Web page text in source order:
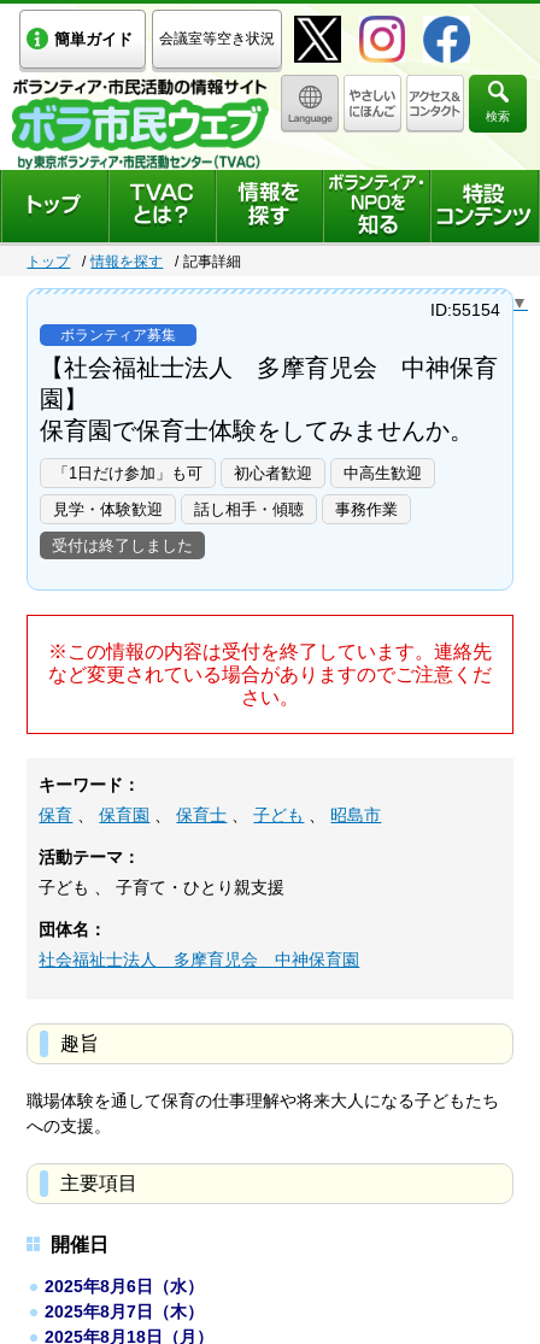
簡単ガイド 会議室等空き状況
検索
トップ 情報を探す 記事詳細
Select Language ▼
ボランティア募集
【社会福祉士法人 多摩育児会 中神保育
園】
保育園で保育士体験をしてみませんか。
「1日だけ参加」も可 初心者歓迎
中高生歓迎
見学・体験歓迎
話し相手・傾聴
事務作業
受付は終了しました
ID:55154
※この情報の内容は受付を終了しています。連絡先
など変更されている場合がありますのでご注意くだ
さい。
キーワード：
保育 、保育園 、保育士 、子ども 昭島市
活動テーマ：
子ども 、 子育て・ひとり親支援
団体名：
社会福祉士法人 多摩育児会 中神保育園
趣旨
職場体験を通して保育の仕事理解や将来大人になる子どもたち
への支援。
主要項目
開催日
2025年8月6日（水）
2025年8月7日（木）
2025年8月18日（月）